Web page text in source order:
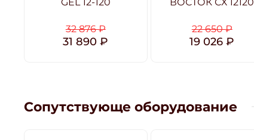
32 876 ₽
31 890 ₽
22 650 ₽
19 026 ₽
Сопутствующе оборудование